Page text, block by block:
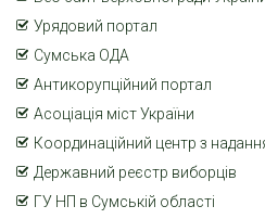
Урядовий портал
Сумська ОДА
Антикорупційний портал
Асоціація міст України
Координаційний центр з
Державний реєстр виборців
ГУ НП в Сумській області